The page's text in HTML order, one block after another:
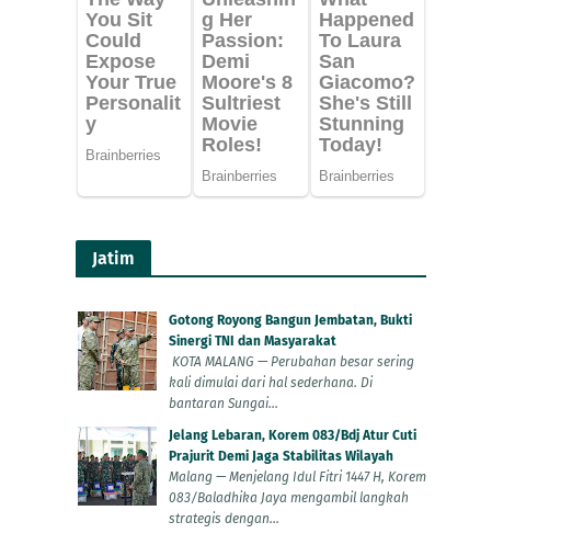
Jatim
Gotong Royong Bangun Jembatan, Bukti
Sinergi TNI dan Masyarakat
KOTA MALANG — Perubahan besar sering
kali dimulai dari hal sederhana. Di
bantaran Sungai...
Jelang Lebaran, Korem 083/Bdj Atur Cuti
Prajurit Demi Jaga Stabilitas Wilayah
Malang — Menjelang Idul Fitri 1447 H, Korem
083/Baladhika Jaya mengambil langkah
strategis dengan...